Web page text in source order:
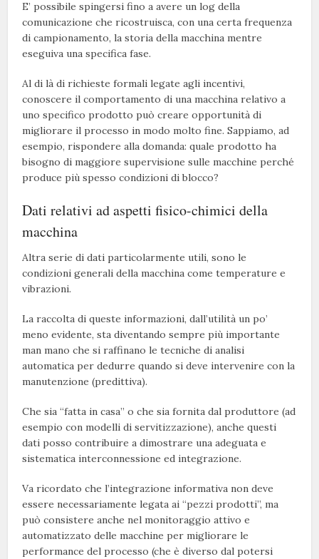
E’ possibile spingersi fino a avere un log della
comunicazione che ricostruisca, con una certa frequenza
di campionamento, la storia della macchina mentre
eseguiva una specifica fase.
Al di là di richieste formali legate agli incentivi,
conoscere il comportamento di una macchina relativo a
uno specifico prodotto può creare opportunità di
migliorare il processo in modo molto fine. Sappiamo, ad
esempio, rispondere alla domanda: quale prodotto ha
bisogno di maggiore supervisione sulle macchine perché
produce più spesso condizioni di blocco?
Dati relativi ad aspetti fisico-chimici della
macchina
Altra serie di dati particolarmente utili, sono le
condizioni generali della macchina come temperature e
vibrazioni.
La raccolta di queste informazioni, dall’utilità un po’
meno evidente, sta diventando sempre più importante
man mano che si raffinano le tecniche di analisi
automatica per dedurre quando si deve intervenire con la
manutenzione (predittiva).
Che sia “fatta in casa” o che sia fornita dal produttore (ad
esempio con modelli di servitizzazione), anche questi
dati posso contribuire a dimostrare una adeguata e
sistematica interconnessione ed integrazione.
Va ricordato che l’integrazione informativa non deve
essere necessariamente legata ai “pezzi prodotti”, ma
può consistere anche nel monitoraggio attivo e
automatizzato delle macchine per migliorare le
performance del processo (che è diverso dal potersi